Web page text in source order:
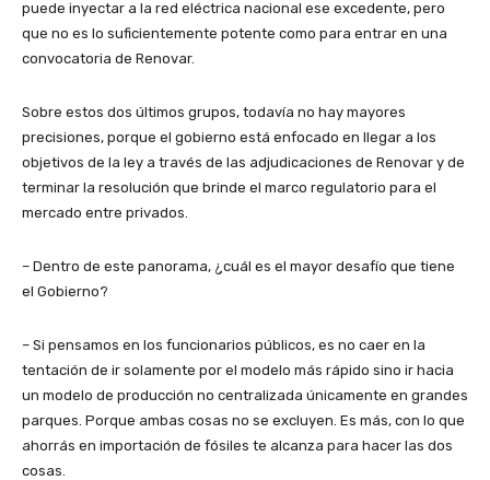
puede inyectar a la red eléctrica nacional ese excedente, pero
que no es lo suficientemente potente como para entrar en una
convocatoria de Renovar.
Sobre estos dos últimos grupos, todavía no hay mayores
precisiones, porque el gobierno está enfocado en llegar a los
objetivos de la ley a través de las adjudicaciones de Renovar y de
terminar la resolución que brinde el marco regulatorio para el
mercado entre privados.
– Dentro de este panorama, ¿cuál es el mayor desafío que tiene
el Gobierno?
– Si pensamos en los funcionarios públicos, es no caer en la
tentación de ir solamente por el modelo más rápido sino ir hacia
un modelo de producción no centralizada únicamente en grandes
parques. Porque ambas cosas no se excluyen. Es más, con lo que
ahorrás en importación de fósiles te alcanza para hacer las dos
cosas.